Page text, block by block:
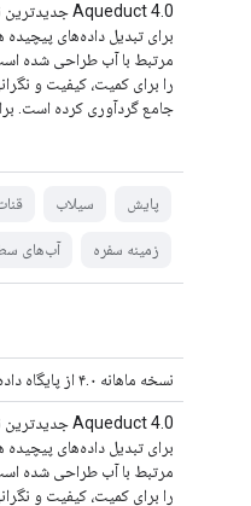
برای تبدیل داده‌های
را برای کمیت، کیفیت و
جامع گردآوری کرده است. برای ۵ مورد از
پایش سیلاب
زمینه سفره آب‌های
نسخه ماهانه ۴.۰ از پایگاه داده قنات WRI
برای تبدیل داده‌های
را برای کمیت، کیفیت و